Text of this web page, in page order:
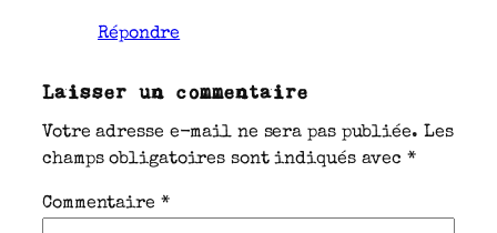
Répondre
Laisser un commentaire
Votre adresse e-mail ne sera pas publiée. Les
champs obligatoires sont indiqués avec*
Commentaire *